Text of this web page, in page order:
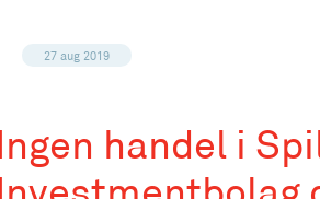
27 aug 2019
handel i